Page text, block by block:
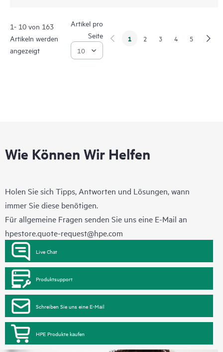
1- 10 von 163
Artikeln werden
angezeigt
Artikel pro
Seite
1 2 3 4 5
Wie Können Wir Helfen
Holen Sie sich Tipps, Antworten und Lösungen, wann
immer Sie diese benötigen.
Für allgemeine Fragen senden Sie uns eine E-Mail an
hpestore.quote-request@hpe.com
Live Chat
Produktsupport
Schreiben Sie uns eine E-Mail
HPE Produkte kaufen